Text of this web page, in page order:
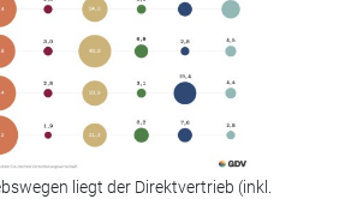
liegt der Direktvertrieb (inkl.